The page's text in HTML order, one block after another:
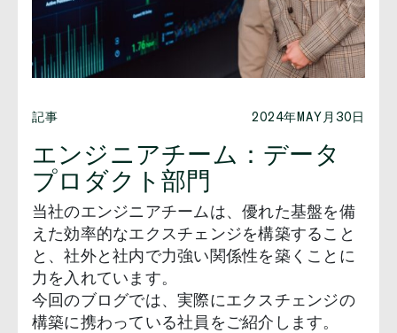
記事 2024年MAY月30日
エンジニアチーム：データ
プロダクト部門
当社のエンジニアチームは、優れた基盤を備
えた効率的なエクスチェンジを構築すること
と、社外と社内で力強い関係性を築くことに
力を入れています。
今回のブログでは、実際にエクスチェンジの
構築に携わっている社員をご紹介します。